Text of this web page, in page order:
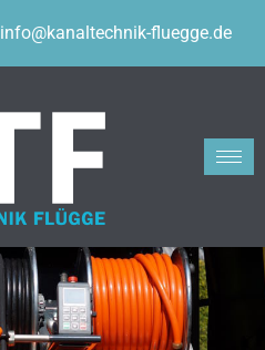
info@kanaltechnik-fluegge.de